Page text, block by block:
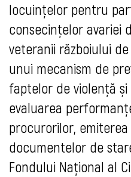
locuințelor pentru
consecințelor avariei
veteranii războiului
unui mecanism de
faptelor de violență
evaluarea
procurorilor,
documentelor de
Fondului Național al